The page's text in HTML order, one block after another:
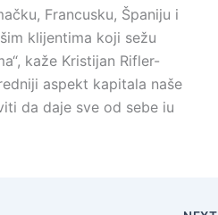
Francusku, Španiju i
klijentima koji sežu
kaže Kristijan Rifler-
aspekt kapitala naše
da daje sve od sebe iu